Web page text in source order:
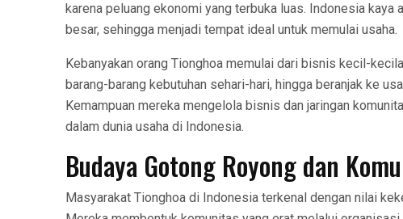
karena peluang ekonomi yang terbuka luas. Indonesia kaya
besar, sehingga menjadi tempat ideal untuk memulai usaha.
Kebanyakan orang Tionghoa memulai dari bisnis kecil-
barang-barang kebutuhan sehari-hari, hingga beranjak ke
Kemampuan mereka mengelola bisnis dan jaringan
dalam dunia usaha di Indonesia.
Budaya Gotong Royong dan
Masyarakat Tionghoa di Indonesia terkenal dengan nilai